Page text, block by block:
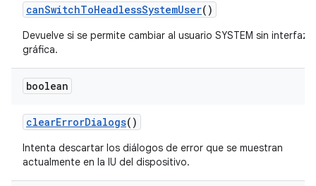
canSwitchToHeadlessSystemUser()
Devuelve si se permite cambiar al usuario SYSTEM sin interfaz
gráfica.
boolean
clearErrorDialogs()
Intenta descartar los diálogos de error que se muestran
actualmente en la IU del dispositivo.